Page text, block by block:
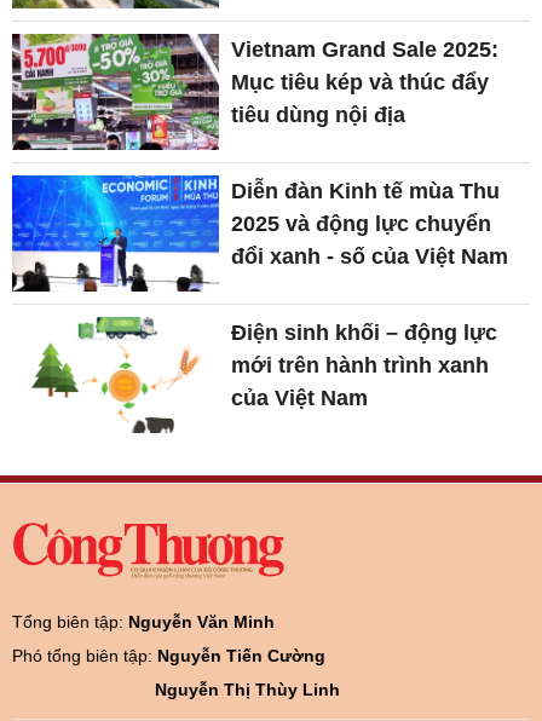
Vietnam Grand Sale 2025:
Mục tiêu kép và thúc đẩy
tiêu dùng nội địa
Diễn đàn Kinh tế mùa Thu
2025 và động lực chuyển
đổi xanh - số của Việt Nam
Điện sinh khối – động lực
mới trên hành trình xanh
của Việt Nam
Tổng biên tập: Nguyễn Văn Minh
Phó tổng biên tập: Nguyễn Tiến Cường
Nguyễn Thị Thùy Linh